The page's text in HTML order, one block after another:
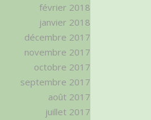
février 2018
janvier 2018
décembre 2017
novembre 2017
octobre 2017
septembre 2017
août 2017
juillet 2017